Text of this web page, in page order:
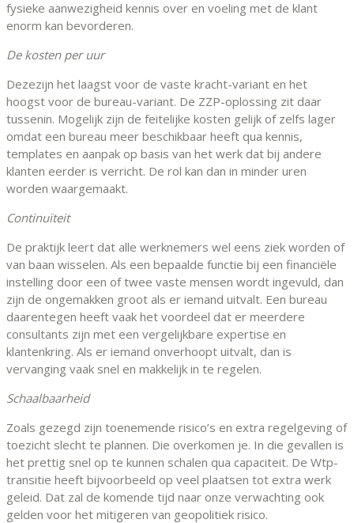
fysieke aanwezigheid kennis over en voeling met de klant
enorm kan bevorderen.
De kosten per uur
Dezezijn het laagst voor de vaste kracht-variant en het
hoogst voor de bureau-variant. De ZZP-oplossing zit daar
tussenin. Mogelijk zijn de feitelijke kosten gelijk of zelfs lager
omdat een bureau meer beschikbaar heeft qua kennis,
templates en aanpak op basis van het werk dat bij andere
klanten eerder is verricht. De rol kan dan in minder uren
worden waargemaakt.
Continuïteit
De praktijk leert dat alle werknemers wel eens ziek worden of
van baan wisselen. Als een bepaalde functie bij een financiële
instelling door een of twee vaste mensen wordt ingevuld, dan
zijn de ongemakken groot als er iemand uitvalt. Een bureau
daarentegen heeft vaak het voordeel dat er meerdere
consultants zijn met een vergelijkbare expertise en
klantenkring. Als er iemand onverhoopt uitvalt, dan is
vervanging vaak snel en makkelijk in te regelen.
Schaalbaarheid
Zoals gezegd zijn toenemende risico’s en extra regelgeving of
toezicht slecht te plannen. Die overkomen je. In die gevallen is
het prettig snel op te kunnen schalen qua capaciteit. De Wtp-
transitie heeft bijvoorbeeld op veel plaatsen tot extra werk
geleid. Dat zal de komende tijd naar onze verwachting ook
gelden voor het mitigeren van geopolitiek risico.